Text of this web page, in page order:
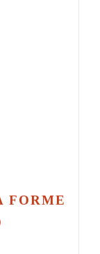
FORME